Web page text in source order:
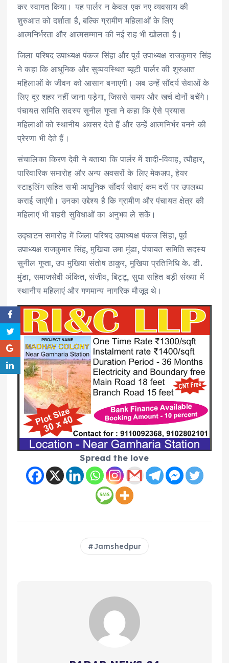
कर स्वागत किया। यह पार्लर न केवल एक नए व्यवसाय की
शुरुआत को दर्शाता है, बल्कि ग्रामीण महिलाओं के लिए
आत्मनिर्भरता और आत्मसम्मान की नई राह भी खोलता है।
जिला परिषद उपाध्यक्ष पंकज सिंहा और पूर्व उपाध्यक्ष राजकुमार सिंह
ने कहा कि आधुनिक और सुव्यवस्थित ब्यूटी पार्लर की शुरुआत
महिलाओं के जीवन को आसान बनाएगी। अब उन्हें सौंदर्य सेवाओं के
लिए दूर शहर नहीं जाना पड़ेगा, जिससे समय और खर्च दोनों बचेंगे।
पंचायत समिति सदस्य सुनील गुप्ता ने कहा कि ऐसे प्रयास
महिलाओं को स्थानीय अवसर देते हैं और उन्हें आत्मनिर्भर बनने की
प्रेरणा भी देते हैं।
संचालिका किरण देवी ने बताया कि पार्लर में शादी-विवाह, त्यौहार,
पारिवारिक समारोह और अन्य अवसरों के लिए मेकअप, हेयर
स्टाइलिंग सहित सभी आधुनिक सौंदर्य सेवाएं कम दरों पर उपलब्ध
कराई जाएंगी। उनका उद्देश्य है कि ग्रामीण और पंचायत क्षेत्र की
महिलाएं भी शहरी सुविधाओं का अनुभव ले सकें।
उद्घाटन समारोह में जिला परिषद उपाध्यक्ष पंकज सिंहा, पूर्व
उपाध्यक्ष राजकुमार सिंह, मुखिया उमा मुंडा, पंचायत समिति सदस्य
सुनील गुप्ता, उप मुखिया संतोष ठाकुर, मुखिया प्रतिनिधि के. डी.
मुंडा, समाजसेवी अंकित, संजीव, बिट्टू, सुधा सहित बड़ी संख्या में
स्थानीय महिलाएं और गणमान्य नागरिक मौजूद थे।
Spread the love
Jamshedpur